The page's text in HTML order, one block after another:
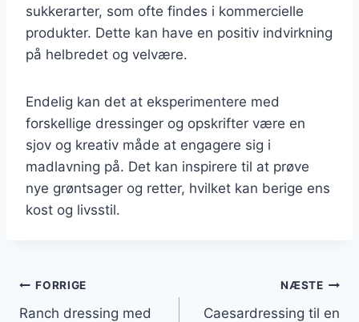
sukkerarter, som ofte findes i kommercielle
produkter. Dette kan have en positiv indvirkning
på helbredet og velvære.
Endelig kan det at eksperimentere med
forskellige dressinger og opskrifter være en
sjov og kreativ måde at engagere sig i
madlavning på. Det kan inspirere til at prøve
nye grøntsager og retter, hvilket kan berige ens
kost og livsstil.
Indlægsnavigation
FORRIGE
Ranch dressing med
NÆSTE
Caesardressing til en